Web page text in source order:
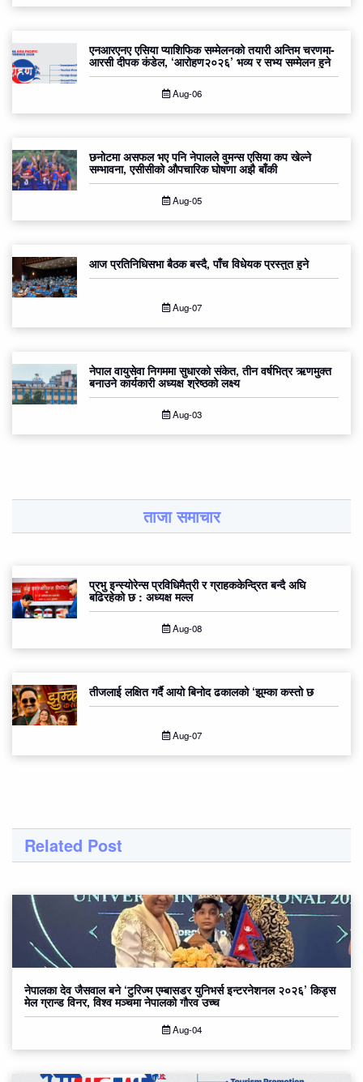
एनआरएनए एसिया प्याशिफिक सम्मेलनको तयारी अन्तिम चरणमा-
आरसी दीपक कंडेल, ‘आरोहण२०२६’ भव्य र सभ्य सम्मेलन हुने
Aug-06
छनोटमा असफल भए पनि नेपालले वुमन्स एसिया कप खेल्ने
सम्भावना, एसीसीको औपचारिक घोषणा अझै बाँकी
Aug-05
आज प्रतिनिधिसभा बैठक बस्दै, पाँच विधेयक प्रस्तुत हुने
Aug-07
नेपाल वायुसेवा निगममा सुधारको संकेत, तीन वर्षभित्र ऋणमुक्त
बनाउने कार्यकारी अध्यक्ष श्रेष्ठको लक्ष्य
Aug-03
ताजा समाचार
प्रभु इन्स्योरेन्स प्रविधिमैत्री र ग्राहककेन्द्रित बन्दै अघि
बढिरहेको छ : अध्यक्ष मल्ल
Aug-08
तीजलाई लक्षित गर्दै आयो बिनोद ढकालको ‘झुम्का कस्तो छ
Aug-07
Related Post
नेपालका देव जैसवाल बने ‘टुरिज्म एम्बासडर युनिभर्स इन्टरनेशनल २०२६’ किड्स
मेल ग्रान्ड विनर, विश्व मञ्चमा नेपालको गौरव उच्च
Aug-04